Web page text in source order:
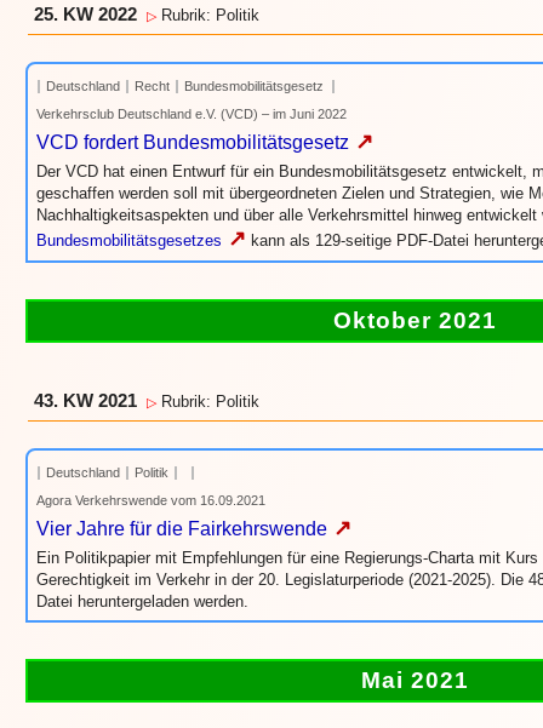
25. KW 2022 ▷ Rubrik: Politik
Deutschland Recht
Bundesmobilitätsgesetz
Verkehrsclub Deutschland e.V. (VCD) – im Juni 2022
VCD fordert Bundesmobilitätsgesetz ↗
Der VCD hat einen Entwurf für ein Bundesmobilitätsgesetz entwickelt,
geschaffen werden soll mit übergeordneten Zielen und Strategien, wie
Nachhaltigkeitsaspekten und über alle Verkehrsmittel hinweg
Bundesmobilitätsgesetzes ↗ kann als 129-seitige PDF-Datei
Oktober 2021
43. KW 2021 ▷ Rubrik: Politik
Deutschland
Politik
Agora Verkehrswende vom 16.09.2021
Vier Jahre für die Fairkehrswende ↗
Ein Politikpapier mit Empfehlungen für eine Regierungs-Charta mit
Gerechtigkeit im Verkehr in der 20. Legislaturperiode (2021-2025). Die
Datei heruntergeladen werden.
Mai 2021